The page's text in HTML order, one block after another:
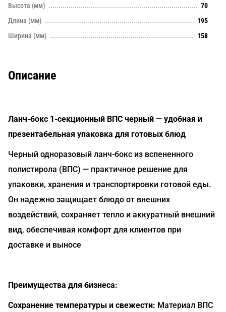
Высота (мм)
70
Длина (мм)
195
Ширина (мм)
158
Описание
Ланч-бокс 1-секционный ВПС черный — удобная и
презентабельная упаковка для готовых блюд
Черный одноразовый ланч-бокс из вспененного
полистирола (ВПС) — практичное решение для
упаковки, хранения и транспортировки готовой еды.
Он надежно защищает блюдо от внешних
воздействий, сохраняет тепло и аккуратный внешний
вид, обеспечивая комфорт для клиентов при
доставке и выносе
Преимущества для бизнеса:
Сохранение температуры и свежести: Материал ВПС